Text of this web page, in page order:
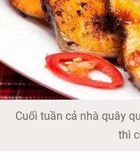
Cuối tuần cả nhà quây
thì